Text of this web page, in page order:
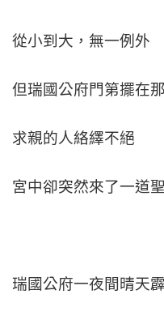
從小到大，無一例外
但瑞國公府門第擺在
求親的人絡繹不絕
宮中卻突然來了一道
瑞國公府一夜間晴天